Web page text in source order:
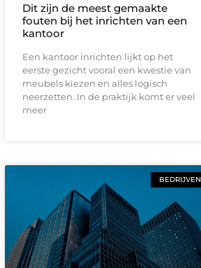
Dit zijn de meest gemaakte
fouten bij het inrichten van een
kantoor
Een kantoor inrichten lijkt op het
eerste gezicht vooral een kwestie van
meubels kiezen en alles logisch
neerzetten. In de praktijk komt er veel
meer
BEDRIJVEN